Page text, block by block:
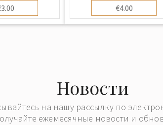
€4.00
Новости
на нашу рассылку по
ежемесячные новости и